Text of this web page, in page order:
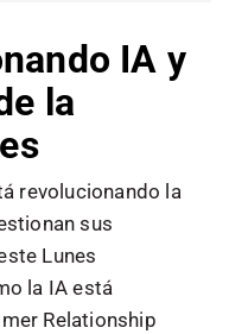
IA y
la
revolucionando la
sus
Lunes
la IA está
Relationship